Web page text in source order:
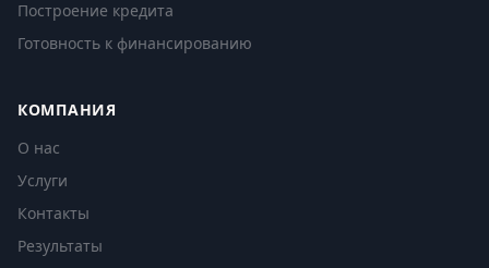
Построение кредита
Готовность к финансированию
КОМПАНИЯ
О нас
Услуги
Контакты
Результаты